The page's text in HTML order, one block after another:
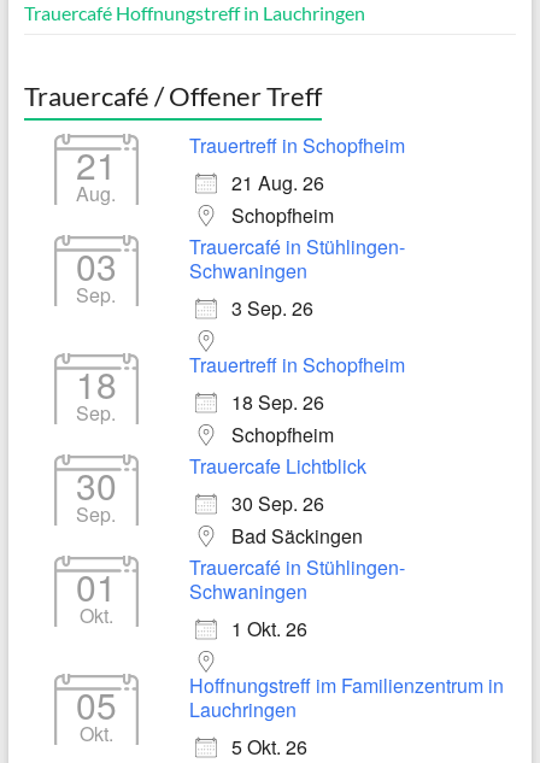
Trauercafé Hoffnungstreff in Lauchringen
Trauercafé / Offener Treff
21
Aug.
Trauertreff in Schopfheim
21 Aug. 26
Schopfheim
03
Sep.
Trauercafé in Stühlingen-
Schwaningen
3 Sep. 26
18
Sep.
Trauertreff in Schopfheim
18 Sep. 26
Schopfheim
30
Sep.
Trauercafe Lichtblick
30 Sep. 26
Bad Säckingen
01
Okt.
Trauercafé in Stühlingen-
Schwaningen
1 Okt. 26
05
Okt.
Hoffnungstreff im Familienzentrum in
Lauchringen
5 Okt. 26